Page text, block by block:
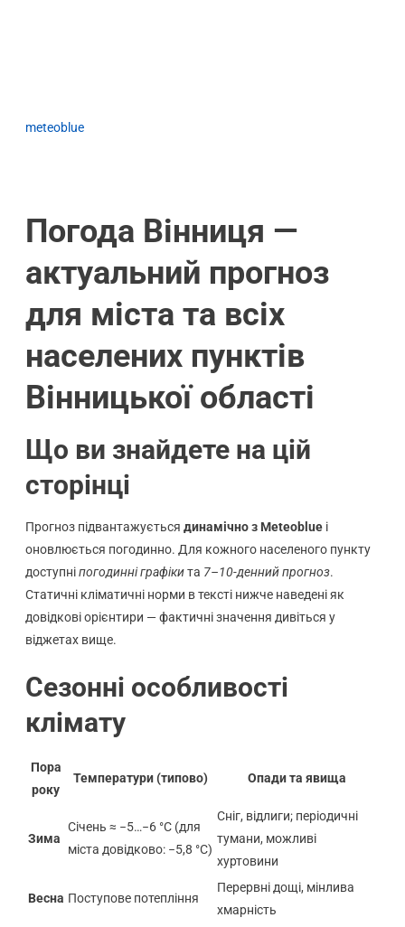
meteoblue
Погода Вінниця —
актуальний прогноз
для міста та всіх
населених пунктів
Вінницької області
Що ви знайдете на цій
сторінці
Прогноз підвантажується динамічно з Meteoblueі
оновлюється погодинно. Для кожного населеного пункту
доступніпогодинні графікита 7–10-денний прогноз.
Статичні кліматичні норми в тексті нижче наведені як
довідкові орієнтири — фактичні значення дивіться у
віджетах вище.
Сезонні особливості
клімату
Пора
року
Температури (типово) Опади та явища
Зима
Січень ≈ −5…−6 °C (для
міста довідково: −5,8 °C)
Сніг, відлиги; періодичні
тумани, можливі
хуртовини
Весна Поступове потепління
Перервні дощі, мінлива
хмарність